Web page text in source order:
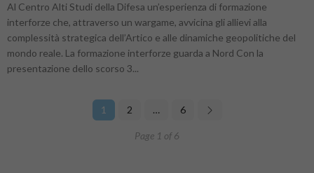
Al Centro Alti Studi della Difesa un’esperienza di formazione
interforze che, attraverso un wargame, avvicina gli allievi alla
complessità strategica dell’Artico e alle dinamiche geopolitiche del
mondo reale. La formazione interforze guarda a Nord Con la
presentazione dello scorso 3...
1 2 … 6
Page 1 of 6